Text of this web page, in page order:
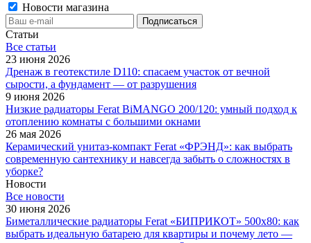
Новости магазина
Статьи
Все cтатьи
23 июня 2026
Дренаж в геотекстиле D110: спасаем участок от вечной
сырости, а фундамент — от разрушения
9 июня 2026
Низкие радиаторы Ferat BiMANGO 200/120: умный подход к
отоплению комнаты с большими окнами
26 мая 2026
Керамический унитаз-компакт Ferat «ФРЭНД»: как выбрать
современную сантехнику и навсегда забыть о сложностях в
уборке?
Новости
Все новости
30 июня 2026
Биметаллические радиаторы Ferat «БИПРИКОТ» 500x80: как
выбрать идеальную батарею для квартиры и почему лето —